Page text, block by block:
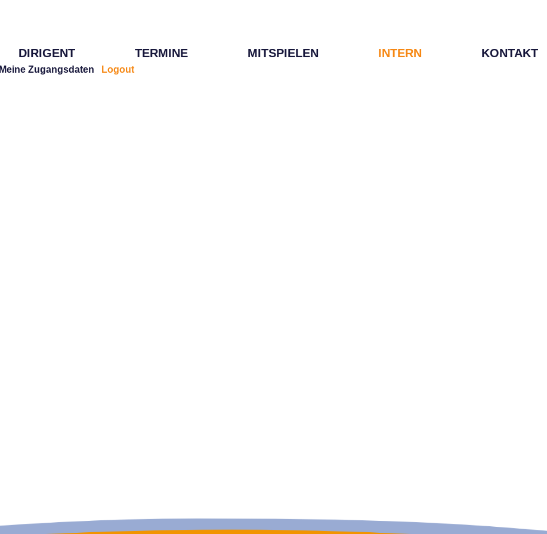
DIRIGENT TERMINE MITSPIELEN INTERN KONTAKT
Meine Zugangsdaten Logout